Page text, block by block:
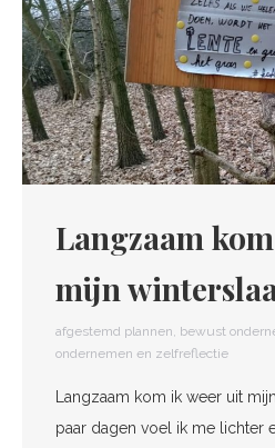
Langzaam
mijn
afgestemd plannen, bewust
ondernemen en zelfreflectie
Langzaam kom ik weer uit
paar dagen voel ik me lichter